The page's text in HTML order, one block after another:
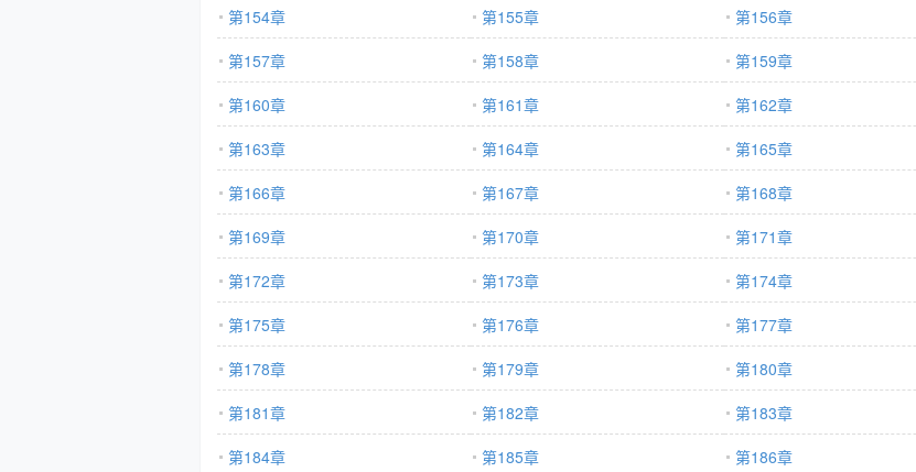
第154章
第155章
第156章
第157章
第158章
第159章
第160章
第161章
第162章
第163章
第164章
第165章
第166章
第167章
第168章
第169章
第170章
第171章
第172章
第173章
第174章
第175章
第176章
第177章
第178章
第179章
第180章
第181章
第182章
第183章
第184章
第185章 第186章